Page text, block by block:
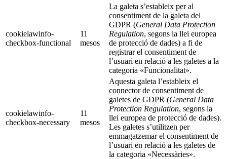
cookielawinfo-
checkbox-functional
11
mesos
La galeta s’estableix per al
consentiment de la galeta del
GDPR (General Data Protection
Regulation, segons la llei europea
de protecció de dades) a fi de
registrar el consentiment de
l’usuari en relació a les galetes a la
categoria «Funcionalitat».
cookielawinfo-
checkbox-necessary
11
mesos
Aquesta galeta l’estableix el
connector de consentiment de
galetes de GDPR (General Data
Protection Regulation, segons la
llei europea de protecció de dades).
Les galetes s’utilitzen per
emmagatzemar el consentiment de
l’usuari en relació a les galetes de
la categoria «Necessàries».